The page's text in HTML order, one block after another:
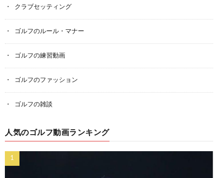
クラブセッティング
ゴルフのルール・マナー
ゴルフの練習動画
ゴルフのファッション
ゴルフの雑談
人気のゴルフ動画ランキング